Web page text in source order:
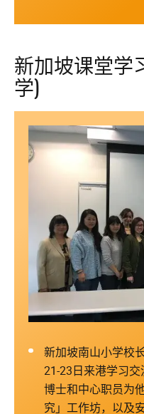
新加坡课堂学
学)
新加坡南山小学校
21-23日来港学习
博士和中心职员为
究」工作坊，以及